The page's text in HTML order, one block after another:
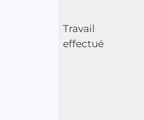
Travail
effectué